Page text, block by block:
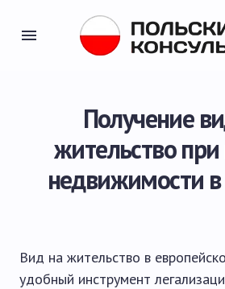
Получение
жительство
недвижимости
Вид на жительство в
удобный инструмент